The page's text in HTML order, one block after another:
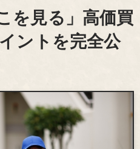
を見る」高価買
ントを完全公